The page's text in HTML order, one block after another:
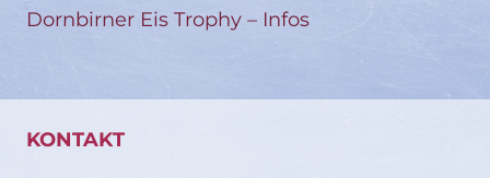
Dornbirner Eis Trophy – Infos
KONTAKT